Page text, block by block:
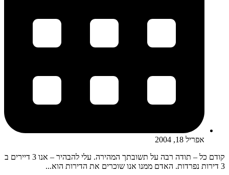
אפריל 18, 2004
קודם כל – תודה רבה על תשובתך המהירה. עלי להבהיר – אנו 3 דיירים ב
3 דירות נפרדות. האדם ממנו אנו שוכרים את הדירות הוא...